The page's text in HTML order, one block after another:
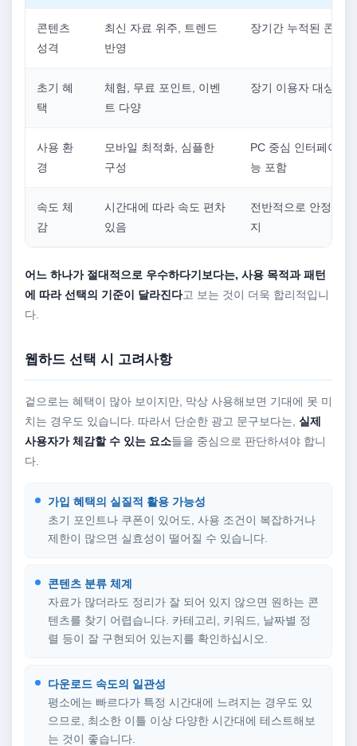
콘텐츠
성격
최신 자료 위주, 트렌드
반영
장기간 누적된 콘텐
초기 혜
택
체험, 무료 포인트, 이벤
트 다양
장기 이용자 대상 혜
사용 환
경
모바일 최적화, 심플한
구성
PC 중심 인터페이스,
능 포함
속도 체
감
시간대에 따라 속도 편차
있음
전반적으로 안정적인
지
어느 하나가 절대적으로 우수하다기보다는, 사용 목적과 패턴
에 따라 선택의 기준이 달라진다고 보는 것이 더욱 합리적입니
다.
웹하드 선택 시 고려사항
겉으로는 혜택이 많아 보이지만, 막상 사용해보면 기대에 못 미
치는 경우도 있습니다. 따라서 단순한 광고 문구보다는, 실제
사용자가 체감할 수 있는 요소들을 중심으로 판단하셔야 합니
다.
가입 혜택의 실질적 활용 가능성
초기 포인트나 쿠폰이 있어도, 사용 조건이 복잡하거나
제한이 많으면 실효성이 떨어질 수 있습니다.
콘텐츠 분류 체계
자료가 많더라도 정리가 잘 되어 있지 않으면 원하는 콘
텐츠를 찾기 어렵습니다. 카테고리, 키워드, 날짜별 정
렬 등이 잘 구현되어 있는지를 확인하십시오.
다운로드 속도의 일관성
평소에는 빠르다가 특정 시간대에 느려지는 경우도 있
으므로, 최소한 이틀 이상 다양한 시간대에 테스트해보
는 것이 좋습니다.